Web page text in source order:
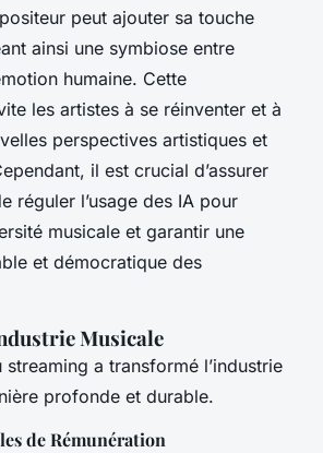
peut ajouter sa touche
ainsi une symbiose entre
humaine. Cette
les artistes à se réinventer et à
perspectives artistiques et
il est crucial d’assurer
réguler l’usage des IA pour
musicale et garantir une
et démocratique des
Musicale
a transformé l’industrie
profonde et durable.
de Rémunération